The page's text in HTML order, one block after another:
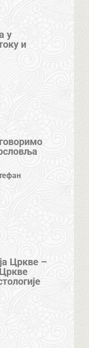
у
и
Цркве –